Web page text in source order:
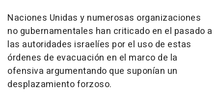
Naciones Unidas y numerosas organizaciones
no gubernamentales han criticado en el pasado a
las autoridades israelíes por el uso de estas
órdenes de evacuación en el marco de la
ofensiva argumentando que suponían un
desplazamiento forzoso.